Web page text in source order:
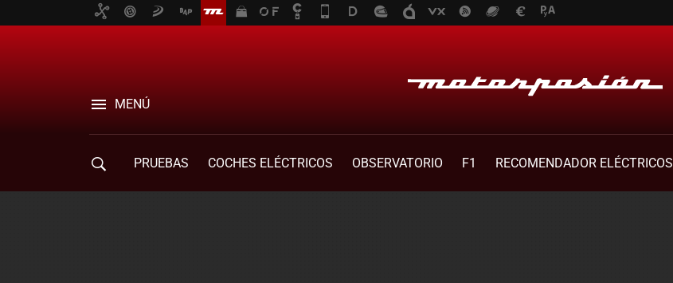
MENÚ
PRUEBAS COCHES ELÉCTRICOS OBSERVATORIO F1
RECOMENDADOR ELÉCTRICOS